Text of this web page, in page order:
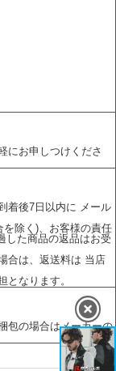
にお申しつけくださ
着後7日以内に メール
除く)、お客様の責任
した商品の返品はお受
合は、返送料は 当店
なります。
包の場合はメーカーの